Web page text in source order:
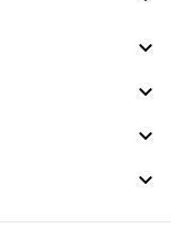



